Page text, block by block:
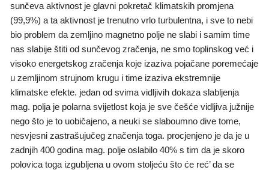
sunčeva aktivnost je glavni pokretač klimatskih promjena
(99,9%) a ta aktivnost je trenutno vrlo turbulentna, i sve to nebi
bio problem da zemljino magnetno polje ne slabi i samim time
nas slabije štiti od sunčevog zračenja, ne smo toplinskog već i
visoko energetskog zračenja koje izaziva pojačane poremećaje
u zemljinom strujnom krugu i time izaziva ekstremnije
klimatske efekte. jedan od svima vidljivih dokaza slabljenja
mag. polja je polarna svijetlost koja je sve češće vidljiva južnije
nego što je to uobičajeno, a neuki se slaboumno dive tome,
nesvjesni zastrašujučeg značenja toga. procjenjeno je da je u
zadnjih 400 godina mag. polje oslabilo 40% s tim da je skoro
polovica toga izgubljena u ovom stoljeću što će reć’ da se